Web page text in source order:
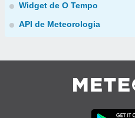
Widget de O Tempo
API de Meteorologia